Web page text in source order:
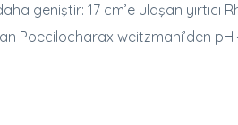
geniştir: 17 cm’e ulaşan yırtıcı
weitzmani’den pH